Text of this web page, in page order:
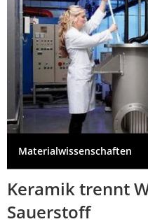
Materialwissenschaften
Keramik trennt
Sauerstoff